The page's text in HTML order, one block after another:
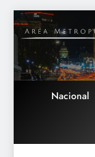
Saltar
al
contenido
Nacional